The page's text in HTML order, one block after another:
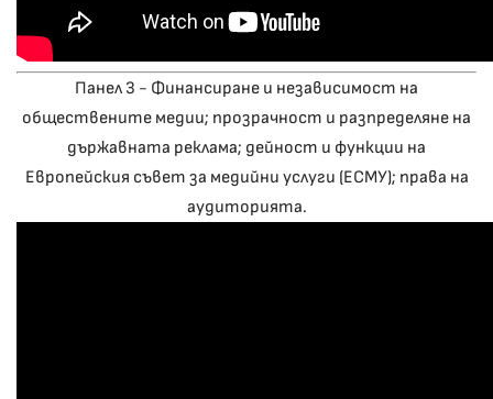
Панел 3 - Финансиране и независимост на
обществените медии; прозрачност и разпределяне на
държавната реклама; дейност и функции на
Европейския съвет за медийни услуги (ЕСМУ); права на
аудиторията.